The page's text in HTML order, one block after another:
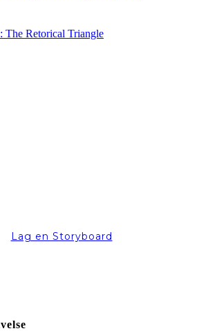
Lag en Storyboard